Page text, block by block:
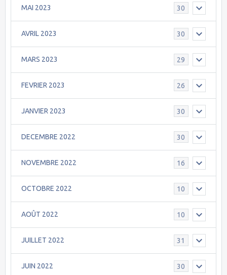
MAI 2023 30
AVRIL 2023 30
MARS 2023 29
FEVRIER 2023 26
JANVIER 2023 30
DECEMBRE 2022 30
NOVEMBRE 2022 16
OCTOBRE 2022 10
AOÛT 2022 10
JUILLET 2022 31
JUIN 2022 30